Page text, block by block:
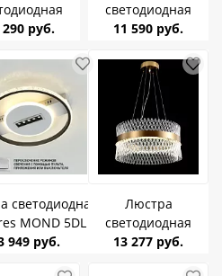
CL741020
290 руб.
светодиодная
CITILUX
LED RGB 72W до 19
кв.м белый
11 590 руб.
светодиодная
MOND 5DL
APP-410x60-
949 руб.
Люстра
светодиодная
Redigle RG-
13 277 руб.